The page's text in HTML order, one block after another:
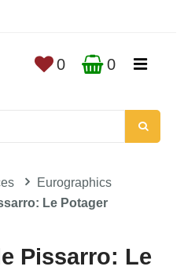
0 0
Eurographics
Le Potager
Pissarro: Le